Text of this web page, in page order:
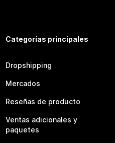
Categorías principales
Dropshipping
Mercados
Reseñas de producto
Ventas adicionales y
paquetes